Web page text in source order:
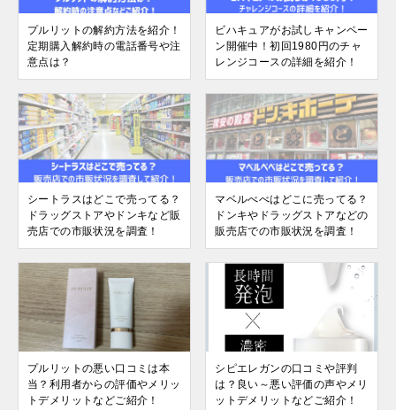
プルリットの解約方法を紹介！
定期購入解約時の電話番号や注
意点は？
ビハキュアがお試しキャンペー
ン開催中！初回1980円のチャ
レンジコースの詳細を紹介！
シートラスはどこで売ってる？
ドラッグストアやドンキなど販
売店での市販状況を調査！
マベルべべはどこに売ってる？
ドンキやドラッグストアなどの
販売店での市販状況を調査！
プルリットの悪い口コミは本
当？利用者からの評価やメリッ
トデメリットなどご紹介！
シピエレガンの口コミや評判
は？良い～悪い評価の声やメリ
ットデメリットなどご紹介！